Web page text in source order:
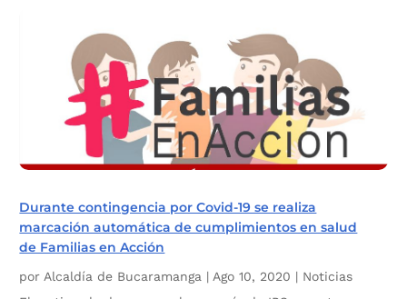
Durante contingencia por Covid-19 se realiza
marcación automática de cumplimientos en salud
de Familias en Acción
por Alcaldía de Bucaramanga | Ago 10, 2020 | Noticias